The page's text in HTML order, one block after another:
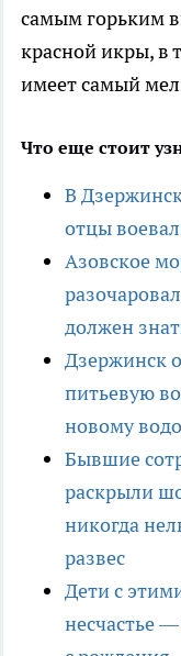
самым горьким
красной икры, в
имеет самый
Что еще стоит
В
отцы
Азовское
должен
Дзержинск
питьевую
новому
Бывшие
раскрыли
никогда
развес
Дети с
несчастье